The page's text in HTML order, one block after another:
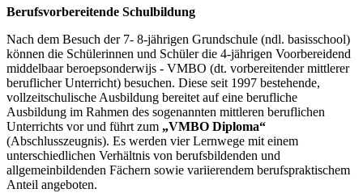
Berufsvorbereitende Schulbildung
Nach dem Besuch der 7- 8-jährigen Grundschule (ndl. basisschool)
können die Schülerinnen und Schüler die 4-jährigen Voorbereidend
middelbaar beroepsonderwijs - VMBO (dt. vorbereitender mittlerer
beruflicher Unterricht) besuchen. Diese seit 1997 bestehende,
vollzeitschulische Ausbildung bereitet auf eine berufliche
Ausbildung im Rahmen des sogenannten mittleren beruflichen
Unterrichts vor und führt zum „VMBO Diploma“
(Abschlusszeugnis). Es werden vier Lernwege mit einem
unterschiedlichen Verhältnis von berufsbildenden und
allgemeinbildenden Fächern sowie variierendem berufspraktischem
Anteil angeboten.